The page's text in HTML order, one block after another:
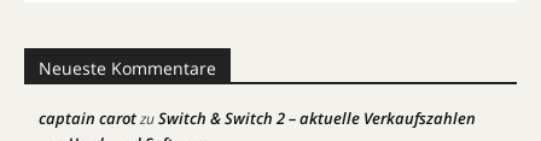
Neueste Kommentare
captain carotzuSwitch & Switch 2 – aktuelle Verkaufszahlen